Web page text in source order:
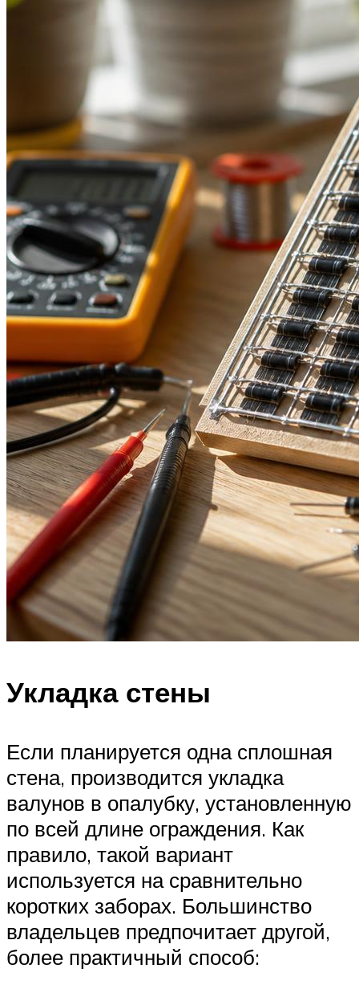
Укладка стены
Если планируется одна сплошная
стена, производится укладка
валунов в опалубку, установленную
по всей длине ограждения. Как
правило, такой вариант
используется на сравнительно
коротких заборах. Большинство
владельцев предпочитает другой,
более практичный способ: